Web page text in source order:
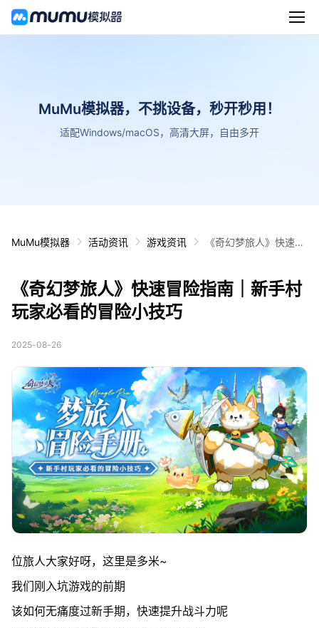
MuMu模拟器，不挑设备，秒开秒用！
适配Windows/macOS，高清大屏，自由多开
MuMu模拟器 活动资讯 游戏资讯
《奇幻梦旅人》快速冒
《奇幻梦旅人》快速冒险指南｜新手村
玩家必看的冒险小技巧
2025-08-26
位旅人大家好呀，这里是多米~
我们刚入坑游戏的前期
该如何无痛度过新手期，快速提升战斗力呢